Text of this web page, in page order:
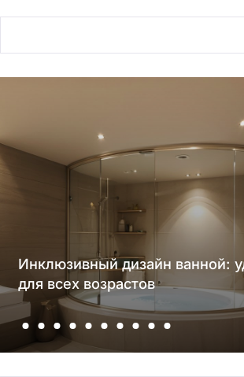
Инклюзивный дизайн ванной:
для всех возрастов